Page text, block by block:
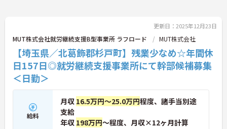
更新日：2025年12月23日
MUT株式会社就労継続支援B型事業所 ラフロード MUT株式会社
【埼玉県／北葛飾郡杉戸町】残業少なめ☆年間休
日157日◎就労継続支援事業所にて幹部候補募集
＜日勤＞
給料
月収 16.5万円～25.0万円程度、諸手当別途
支給
年収 198万円～程度、月収×12ヶ月計算